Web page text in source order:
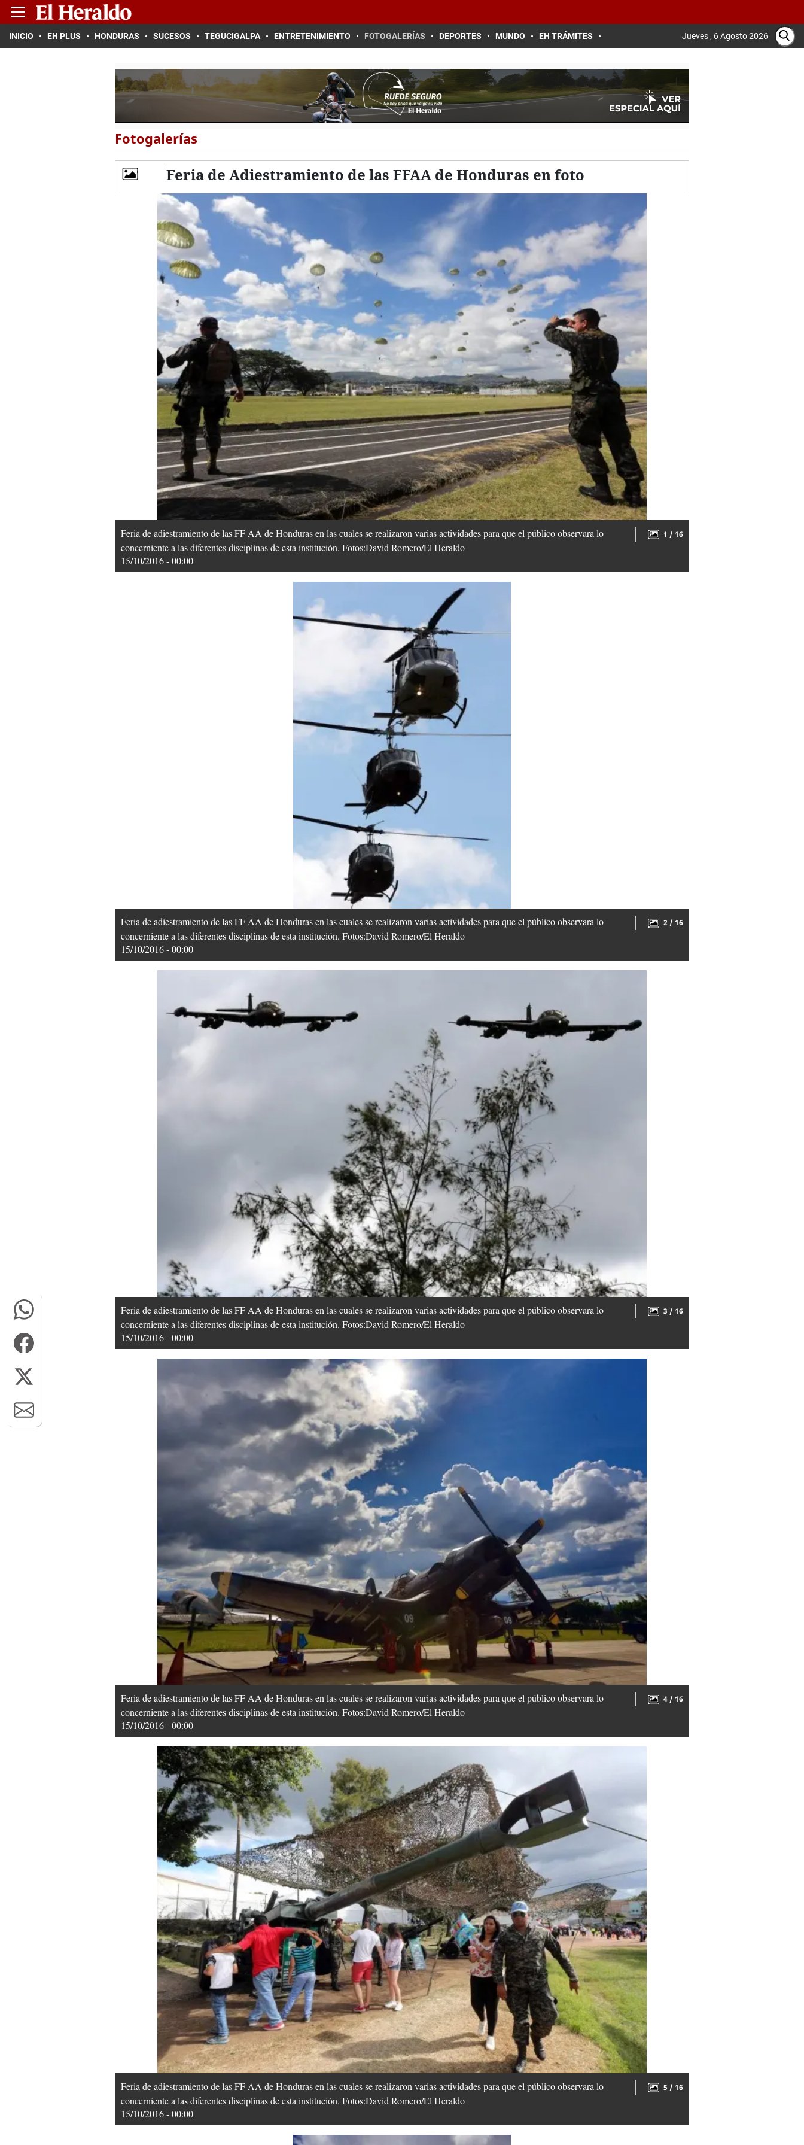
INICIO EH PLUS HONDURAS SUCESOS TEGUCIGALPA ENTRETENIMIENTO FOTOGALERÍAS DEPORTES MUNDO EH TRÁMITES Jueves , 6 Agosto 2026
Fotogalerías
Feria de Adiestramiento de las FFAA de Honduras en foto
Feria de adiestramiento de las FF AA de Honduras en las cuales se realizaron varias actividades para que el público observara lo
concerniente a las diferentes disciplinas de esta institución. Fotos:David Romero/El Heraldo
15/10/2016 - 00:00
1 / 16
Feria de adiestramiento de las FF AA de Honduras en las cuales se realizaron varias actividades para que el público observara lo
concerniente a las diferentes disciplinas de esta institución. Fotos:David Romero/El Heraldo
15/10/2016 - 00:00
2 / 16
Feria de adiestramiento de las FF AA de Honduras en las cuales se realizaron varias actividades para que el público observara lo
concerniente a las diferentes disciplinas de esta institución. Fotos:David Romero/El Heraldo
15/10/2016 - 00:00
3 / 16
Feria de adiestramiento de las FF AA de Honduras en las cuales se realizaron varias actividades para que el público observara lo
concerniente a las diferentes disciplinas de esta institución. Fotos:David Romero/El Heraldo
15/10/2016 - 00:00
4 / 16
Feria de adiestramiento de las FF AA de Honduras en las cuales se realizaron varias actividades para que el público observara lo
concerniente a las diferentes disciplinas de esta institución. Fotos:David Romero/El Heraldo
15/10/2016 - 00:00
5 / 16